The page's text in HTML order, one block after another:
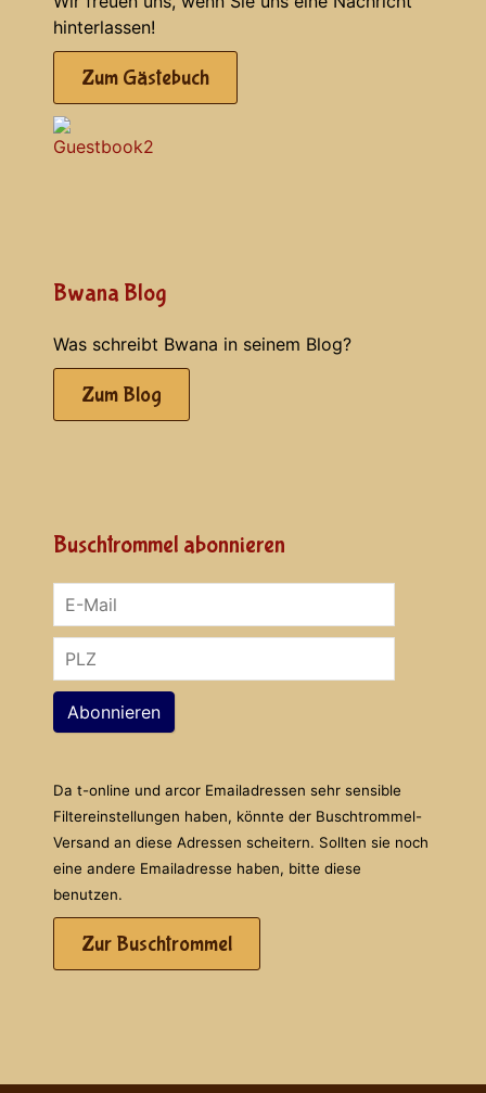
hinterlassen!
Zum Gästebuch
Bwana Blog
Was schreibt Bwana in seinem Blog?
Zum Blog
Buschtrommel abonnieren
Abonnieren
Da t-online und arcor Emailadressen sehr sensible
Filtereinstellungen haben, könnte der Buschtrommel-
Versand an diese Adressen scheitern. Sollten sie noch
eine andere Emailadresse haben, bitte diese
benutzen.
Zur Buschtrommel